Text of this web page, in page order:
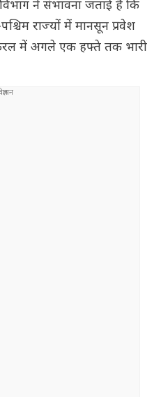
ने संभावना जताई है कि
राज्यों में मानसून प्रवेश
में अगले एक हफ्ते तक भारी